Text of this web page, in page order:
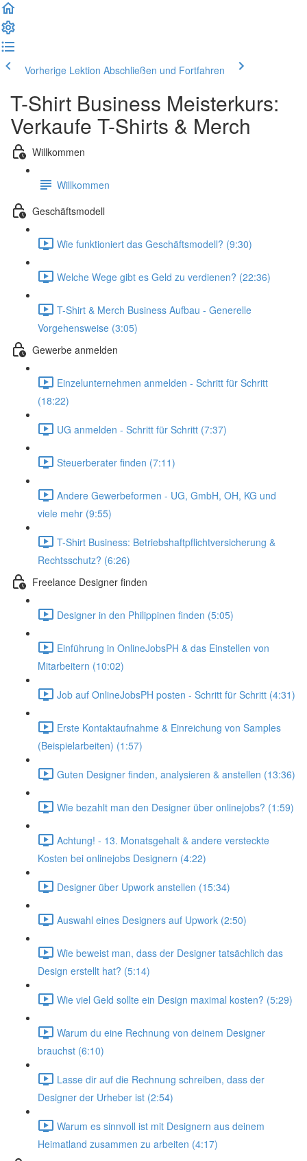
Vorherige Lektion Abschließen und Fortfahren
T-Shirt Business Meisterkurs:
Verkaufe T-Shirts & Merch
Willkommen
Willkommen
Geschäftsmodell
Wie funktioniert das Geschäftsmodell? (9:30)
Welche Wege gibt es Geld zu verdienen? (22:36)
T-Shirt & Merch Business Aufbau - Generelle
Vorgehensweise (3:05)
Gewerbe anmelden
Einzelunternehmen anmelden - Schritt für Schritt
(18:22)
UG anmelden - Schritt für Schritt (7:37)
Steuerberater finden (7:11)
Andere Gewerbeformen - UG, GmbH, OH, KG und
viele mehr (9:55)
T-Shirt Business: Betriebshaftpflichtversicherung &
Rechtsschutz? (6:26)
Freelance Designer finden
Designer in den Philippinen finden (5:05)
Einführung in OnlineJobsPH & das Einstellen von
Mitarbeitern (10:02)
Job auf OnlineJobsPH posten - Schritt für Schritt (4:31)
Erste Kontaktaufnahme & Einreichung von Samples
(Beispielarbeiten) (1:57)
Guten Designer finden, analysieren & anstellen (13:36)
Wie bezahlt man den Designer über onlinejobs? (1:59)
Achtung! - 13. Monatsgehalt & andere versteckte
Kosten bei onlinejobs Designern (4:22)
Designer über Upwork anstellen (15:34)
Auswahl eines Designers auf Upwork (2:50)
Wie beweist man, dass der Designer tatsächlich das
Design erstellt hat? (5:14)
Wie viel Geld sollte ein Design maximal kosten? (5:29)
Warum du eine Rechnung von deinem Designer
brauchst (6:10)
Lasse dir auf die Rechnung schreiben, dass der
Designer der Urheber ist (2:54)
Warum es sinnvoll ist mit Designern aus deinem
Heimatland zusammen zu arbeiten (4:17)